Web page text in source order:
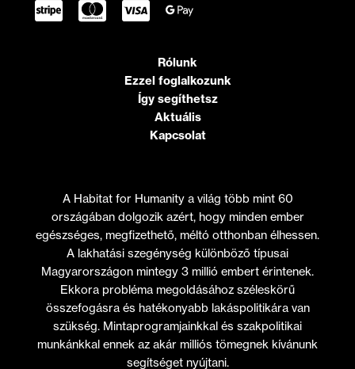
Rólunk
Ezzel foglalkozunk
Így segíthetsz
Aktuális
Kapcsolat
A Habitat for Humanity a világ több mint 60
országában dolgozik azért, hogy minden ember
egészséges, megfizethető, méltó otthonban élhessen.
A lakhatási szegénység különböző típusai
Magyarországon mintegy 3 millió embert érintenek.
Ekkora probléma megoldásához széleskörű
összefogásra és hatékonyabb lakáspolitikára van
szükség. Mintaprogramjainkkal és szakpolitikai
munkánkkal ennek az akár milliós tömegnek kívánunk
segítséget nyújtani.